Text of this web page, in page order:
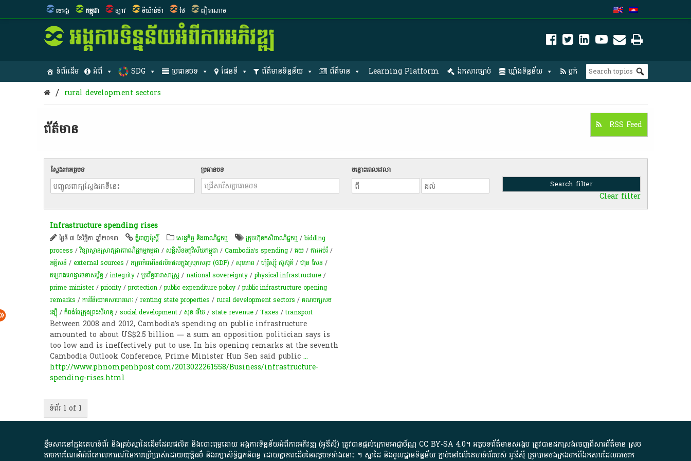
មេគង្គ កម្ពុជា ឡាវ មីយ៉ាន់ម៉ា ថៃ វៀតណាម
ទំព័រដើម អំពី SDG ប្រធានបទ ផែនទី ព័ត៌មានទិន្នន័យ ព័ត៌មាន Learning Platform ឯកសារច្បាប់ ឃ្លាំងទិន្នន័យ ប្លក់
/ rural development sectors
ព័ត៌មាន​ RSS Feed
ស្វែងរកអត្ថបទ ប្រធានបទ ចន្លោះពេលវេលា
Clear filter
Infrastructure spending rises
ថ្ងៃទី ៧ ខែវិច្ឆិកា ឆ្នាំ២០១៣ ភ្នំពេញប៉ុស្តិ៍ សេដ្ឋកិច្ច និងពាណិជ្ជកម្ម ​ក្រុមហ៊ុន​កសិពាណិជ្ជកម្ម/bidding
process /វិទ្យាស្ថានស្រាវជ្រាវពាណិជ្ជកម្មកម្ពុជា /សន្និសីទចក្ខុវិស័យកម្ពុជា /Cambodia’s spending/គយ/ការអប់រំ/
អគ្គិសនី / external sources /អត្រា​កំណើន​ផលិតផល​ក្នុង​ស្រុក​សរុប​ (GDP)​ /សុខភាព /ហ៊ីរ៉ូស្ស៊ី ស៊ូស៊ូគី/ហ៊ុន សែន /
គម្រោង​ហេដ្ឋារចនាសម្ព័ន្ធ​ /integrity/ប្រព័ន្ធ​ធារាសាស្ត្រ​/national sovereignty/physical infrastructure/
prime minister/priority/protection/public expenditure policy/public infrastructure opening
remarks /ការវិនិយោគសាធារណៈ /renting state properties /rural development sectors /គណបក្សសម
រង្ស៊ី/កំពង់ផែក្រុងព្រះសីហនុ /social development/សុន ឆ័យ/state revenue/Taxes /transport
Between 2008 and 2012, Cambodia’s spending on public infrastructure
amounted to about US$2.5 billion — a sum an opposition politician says is
too low and is ineffectively put to use. In his opening remarks at the seventh
Cambodia Outlook Conference, Prime Minister Hun Sen said public ...
http://www.phnompenhpost.com/2013022261558/Business/infrastructure-
spending-rises.html
ទំព័រ 1 of 1
ខ្លឹមសារ​នៅ​ក្នុង​គេហទំព័រ និង​គ្រប់​ស្នា​ដៃ​ដើម​ដែល​ផលិត​ និង​បោះពុម្ព​ដោយ​ អង្គការ​ទិន្នន័យ​អំពី​ការអភិវឌ្ឍ​​ (អូ​ឌី​ស៊ី)​ ត្រូវ​បាន​ផ្តល់​ក្រោម​អាជ្ញាប័ណ្ណ​ CC BY-SA 4.0។​ អត្ថបទ​ព័ត៌មាន​សង្ខេប​ ត្រូវ​បាន​ដកស្រង់​ចេញពី​សារព័ត៌មាន ស្រប
តាមការ​ណែនាំ​អំពី​គោលការណ៍​នៃ​ការ​ប្រើប្រាស់​ដោយ​យុត្តិធម៌​ និង​រក្សាសិទ្ធិអ្នកនិពន្ធ ដោយ​ប្រភពដើម​នៃ​​អត្ថបទទាំង​នោះ​ ។​ ស្នាដៃ​ និង​មូលដ្ឋាន​ទិន្នន័យ ​ភ្ជាប់​នៅ​លើ​គេហទំព័រ​របស់​ អូ​ឌី​ស៊ី​ ត្រូវ​បាន​ចងក្រង​មក​ពី​ឯកសារ​ដែល​អាច​រក​